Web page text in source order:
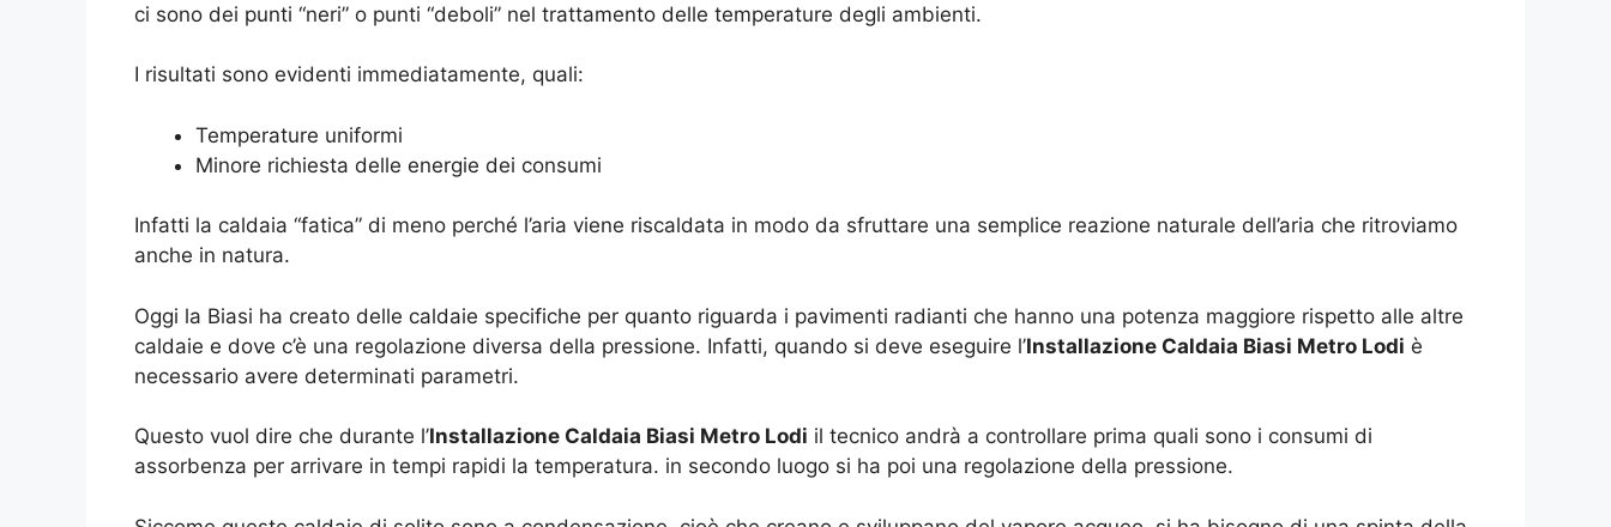
ci sono dei punti “neri” o punti “deboli” nel trattamento delle temperature degli ambienti.
I risultati sono evidenti immediatamente, quali:
Temperature uniformi
Minore richiesta delle energie dei consumi
Infatti la caldaia “fatica” di meno perché l’aria viene riscaldata in modo da sfruttare una semplice reazione naturale dell’aria che ritroviamo
anche in natura.
Oggi la Biasi ha creato delle caldaie specifiche per quanto riguarda i pavimenti radianti che hanno una potenza maggiore rispetto alle altre
caldaie e dove c’è una regolazione diversa della pressione. Infatti, quando si deve eseguire l’Installazione Caldaia Biasi Metro Lodi è
necessario avere determinati parametri.
Questo vuol dire che durante l’Installazione Caldaia Biasi Metro Lodi il tecnico andrà a controllare prima quali sono i consumi di
assorbenza per arrivare in tempi rapidi la temperatura. in secondo luogo si ha poi una regolazione della pressione.